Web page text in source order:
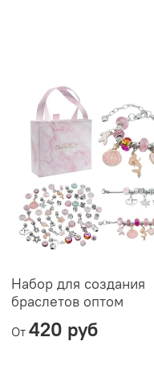
Набор для создания
браслетов оптом
От 420 руб